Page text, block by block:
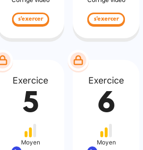
s'exercer s'exercer
Exercice
5
Moyen
Exercice
6
Moyen